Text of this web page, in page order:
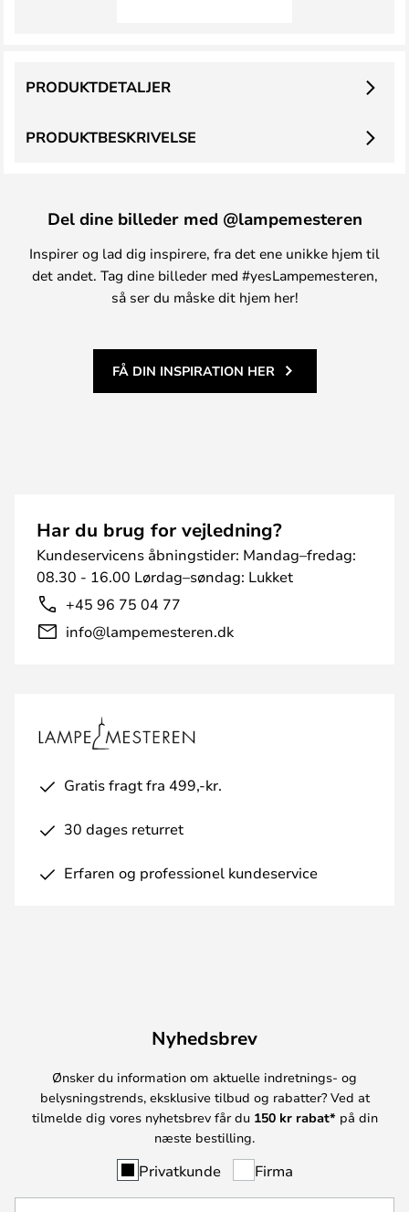
PRODUKTBESKRIVELSE
PRODUKTDETALJER
Del dine billeder med @lampemesteren
Inspirer og lad dig inspirere, fra det ene unikke hjem til
det andet. Tag dine billeder med #yesLampemesteren,
så ser du måske dit hjem her!
FÅ DIN INSPIRATION HER
Har du brug for vejledning?
Kundeservicens åbningstider: Mandag–fredag:
08.30 - 16.00 Lørdag–søndag: Lukket
+45 96 75 04 77
info@lampemesteren.dk
Gratis fragt fra 499,-kr.
30 dages returret
Erfaren og professionel kundeservice
Nyhedsbrev
Ønsker du information om aktuelle indretnings- og
belysningstrends, eksklusive tilbud og rabatter? Ved at
tilmelde dig vores nyhetsbrev får du 150 kr rabat* på din
næste bestilling.
Privatkunde Firma